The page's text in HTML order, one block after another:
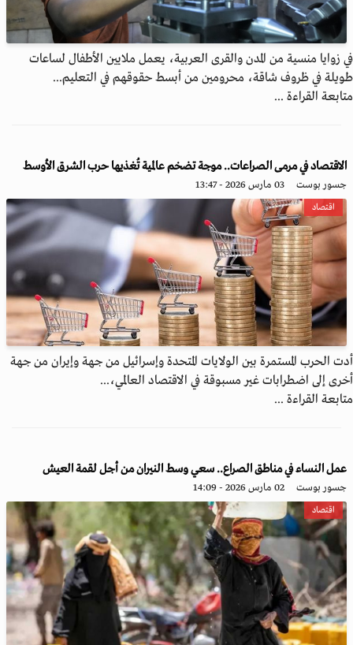
في زوايا منسية من المدن والقرى العربية، يعمل ملايين الأطفال لساعات
طويلة في ظروف شاقة، محرومين من أبسط حقوقهم في التعليم...
متابعة القراءة ...
الاقتصاد في مرمى الصراعات.. موجة تضخم عالمية تُغذيها حرب الشرق الأوسط
جسور بوست 03 مارس 2026 - 13:47
اقتصاد
أدت الحرب المستمرة بين الولايات المتحدة وإسرائيل من جهة وإيران من جهة
أخرى إلى اضطرابات غير مسبوقة في الاقتصاد العالمي،...
متابعة القراءة ...
عمل النساء في مناطق الصراع.. سعي وسط النيران من أجل لقمة العيش
جسور بوست 02 مارس 2026 - 14:09
اقتصاد